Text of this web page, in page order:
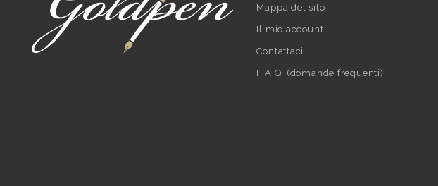
Mappa del sito
Il mio account
Contattaci
F.A.Q. (domande frequenti)